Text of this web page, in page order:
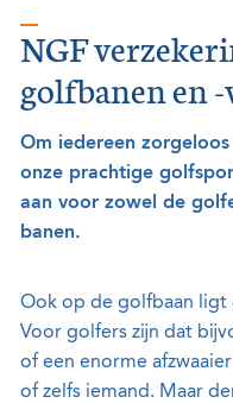
NGF
golfbanen en
Om iedereen
onze prachtige
aan voor zowel de
banen.
Ook op de golfbaan ligt
Voor golfers zijn dat
of een enorme
of zelfs iemand. Maar